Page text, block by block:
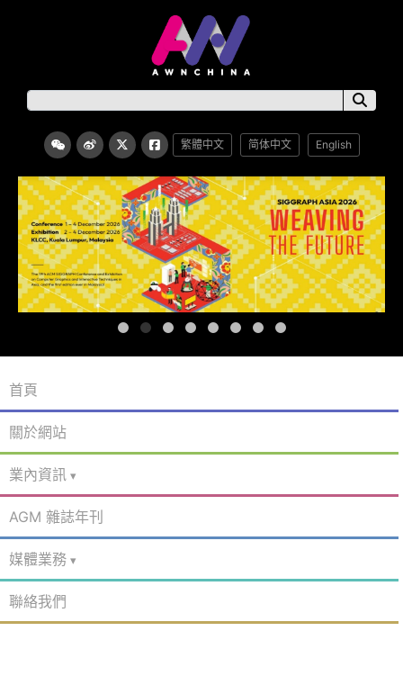
繁體中文 简体中文 English
首頁
關於網站
業內資訊
AGM 雜誌年刊
媒體業務
聯絡我們